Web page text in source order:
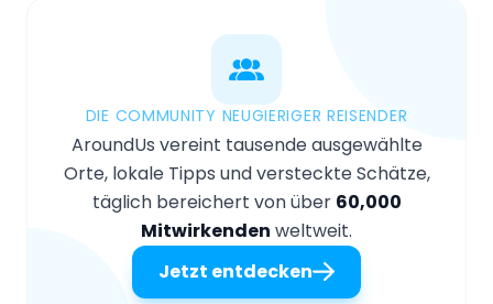
DIE COMMUNITY NEUGIERIGER REISENDER
AroundUs vereint tausende ausgewählte
Orte, lokale Tipps und versteckte Schätze,
täglich bereichert von über 60,000
Mitwirkenden weltweit.
Jetzt entdecken